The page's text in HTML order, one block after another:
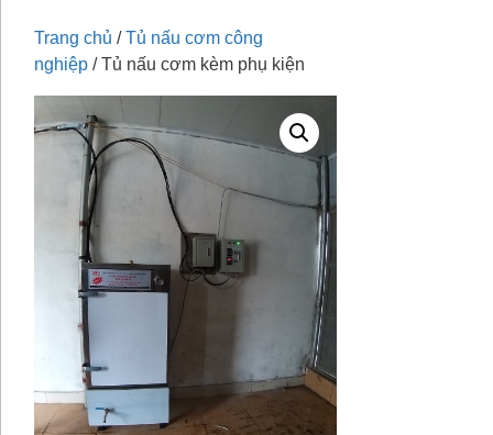
Trang chủ /Tủ nấu cơm công
nghiệp / Tủ nấu cơm kèm phụ kiện